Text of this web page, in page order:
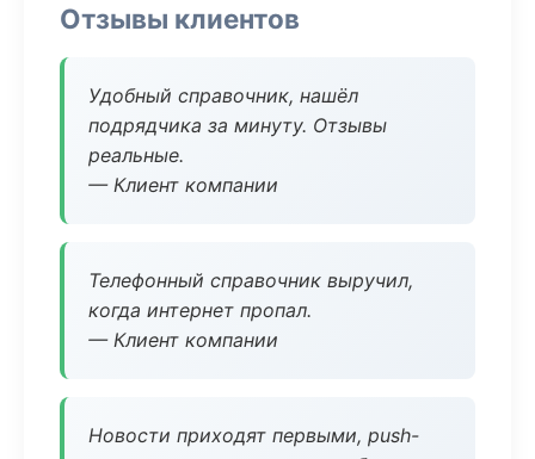
Отзывы клиентов
Удобный справочник, нашёл
подрядчика за минуту. Отзывы
реальные.
— Клиент компании
Телефонный справочник выручил,
когда интернет пропал.
— Клиент компании
Новости приходят первыми, push-